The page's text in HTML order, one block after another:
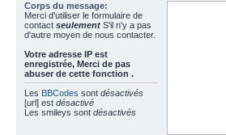
Corps du message:
Merci d'utiliser le formulaire de
contact seulement S'il n'y a pas
d'autre moyen de nous contacter.
Votre adresse ΙΡ est
enregistrée, Merci de pas
abuser de cette fonction .
Les BBCodes sont désactivés
[url] est désactivé
Les smileys sont désactivés